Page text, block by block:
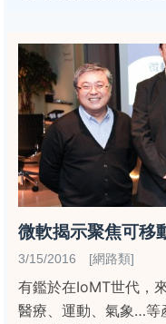
微軟揭示聚焦可移
3/15/2016 [網路類]
有鑑於在IoMT世代，
醫療、運動、氣象…等